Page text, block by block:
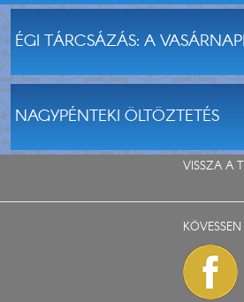
ÉGI TÁRCSÁZÁS: A VASÁRNAPI
NAGYPÉNTEKI ÖLTÖZTETÉS
VISSZA A